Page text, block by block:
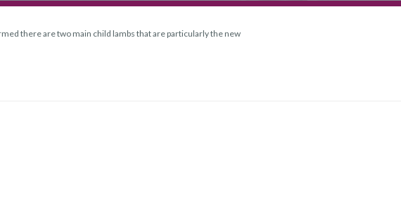
there are two main child lambs that are particularly the new